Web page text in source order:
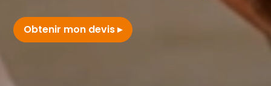
Obtenir mon devis